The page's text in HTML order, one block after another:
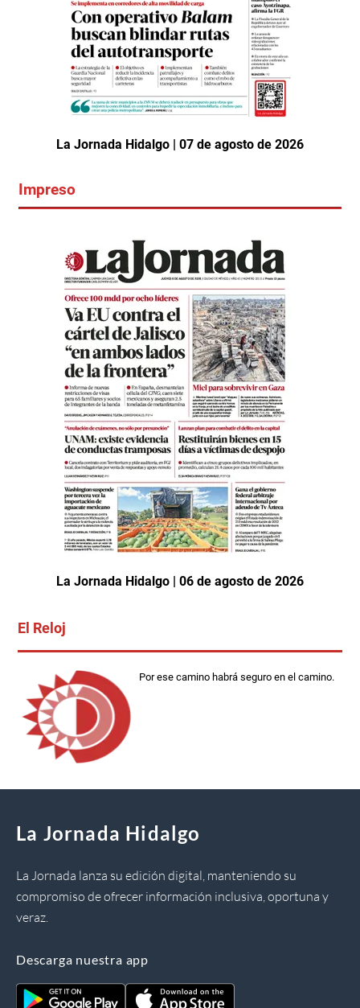
La Jornada Hidalgo | 07 de agosto de 2026
Impreso
La Jornada Hidalgo | 06 de agosto de 2026
El Reloj
Por ese camino habrá seguro en el camino.
La Jornada Hidalgo
La Jornada lanza su edición digital, manteniendo su
compromiso de ofrecer información inclusiva, oportuna y
veraz.
Descarga nuestra app